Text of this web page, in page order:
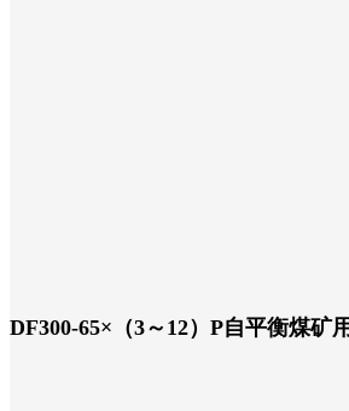
DF300-65×（3～12）P自平衡煤矿